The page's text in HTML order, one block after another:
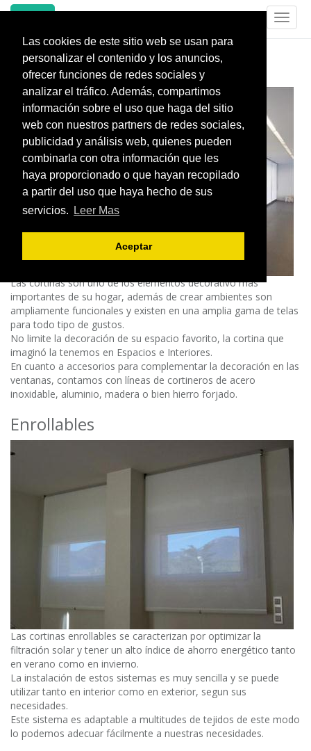
Las cookies de este sitio web se usan para
personalizar el contenido y los anuncios,
ofrecer funciones de redes sociales y
analizar el tráfico. Además, compartimos
información sobre el uso que haga del sitio
web con nuestros partners de redes sociales,
publicidad y análisis web, quienes pueden
combinarla con otra información que les
haya proporcionado o que hayan recopilado
a partir del uso que haya hecho de sus
servicios.
Leer Mas
Aceptar
CORTINAS
Las cortinas son uno de los elementos decorativo más
importantes de su hogar, además de crear ambientes son
ampliamente funcionales y existen en una amplia gama de telas
para todo tipo de gustos.
No limite la decoración de su espacio favorito, la cortina que
imaginó la tenemos en Espacios e Interiores.
En cuanto a accesorios para complementar la decoración en las
ventanas, contamos con líneas de cortineros de acero
inoxidable, aluminio, madera o bien hierro forjado.
Enrollables
Las cortinas enrollables se caracterizan por optimizar la
filtración solar y tener un alto índice de ahorro energético tanto
en verano como en invierno.
La instalación de estos sistemas es muy sencilla y se puede
utilizar tanto en interior como en exterior, segun sus
necesidades.
Este sistema es adaptable a multitudes de tejidos de este modo
lo podemos adecuar fácilmente a nuestras necesidades.